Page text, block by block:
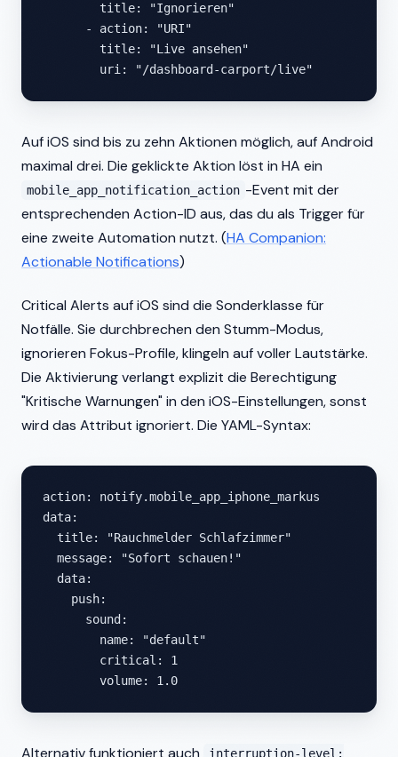
        title: "Ignorieren"
      - action: "URI"
        title: "Live ansehen"
        uri: "/dashboard-carport/live"
Auf iOS sind bis zu zehn Aktionen möglich, auf Android
maximal drei. Die geklickte Aktion löst in HA ein
mobile_app_notification_action -Event mit der
entsprechenden Action-ID aus, das du als Trigger für
eine zweite Automation nutzt. (HA Companion:
Actionable Notifications)
Critical Alerts auf iOS sind die Sonderklasse für
Notfälle. Sie durchbrechen den Stumm-Modus,
ignorieren Fokus-Profile, klingeln auf voller Lautstärke.
Die Aktivierung verlangt explizit die Berechtigung
"Kritische Warnungen" in den iOS-Einstellungen, sonst
wird das Attribut ignoriert. Die YAML-Syntax:
action: notify.mobile_app_iphone_markus
data:
  title: "Rauchmelder Schlafzimmer"
  message: "Sofort schauen!"
  data:
    push:
      sound:
        name: "default"
        critical: 1
        volume: 1.0
Alternativ funktioniert auch
interruption-level: